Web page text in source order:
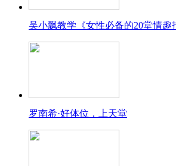
吴小飘教学《女性必备的20堂情趣
罗南希·好体位，上天堂